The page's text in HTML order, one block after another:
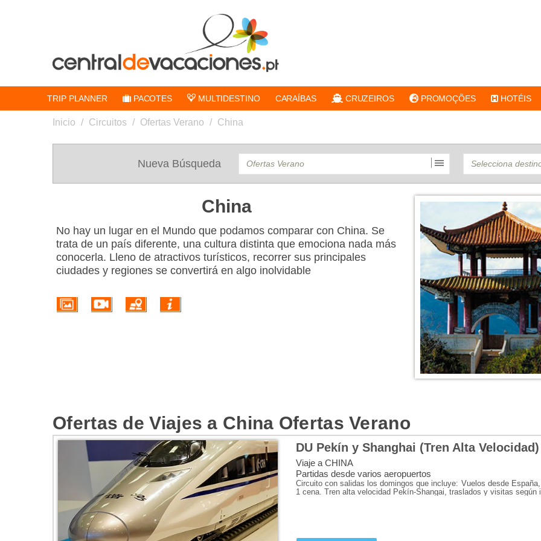
TRIP PLANNER PACOTES MULTIDESTINO CARAÍBAS CRUZEIROS PROMOÇÕES HOTÉIS
Inicio / Circuitos / Ofertas Verano / China
Nueva Búsqueda
China
No hay un lugar en el Mundo que podamos comparar con China. Se
trata de un país diferente, una cultura distinta que emociona nada más
conocerla. Lleno de atractivos turísticos, recorrer sus principales
ciudades y regiones se convertirá en algo inolvidable
Oops!
This page didn't load
Toma un vuelo a Pekín o
Tiananmén, la Ciudad Prohibida,
en Badaling, aguarda la Gran
emperadores Ming y Qing.
Otra ciudad que hay que ver en
podría decirse de Xi?an,
Ofertas de Viajes a China Ofertas Verano
DU Pekín y Shanghai (Tren Alta Velocidad)
Viaje a CHINA
Partidas desde varios aeropuertos
Circuito con salidas los domingos que incluye: Vuelos desde
1 cena. Tren alta velocidad Pekín-Shangai, traslados y visitas según